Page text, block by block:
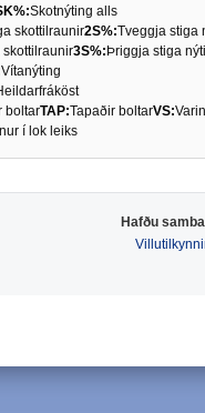
Skotnýting alls
skottilraunir2S%:Tveggja stiga
3S%:Þriggja stiga
Vítanýting
boltarTAP:Tapaðir boltarVS:
í lok leiks
Hafðu